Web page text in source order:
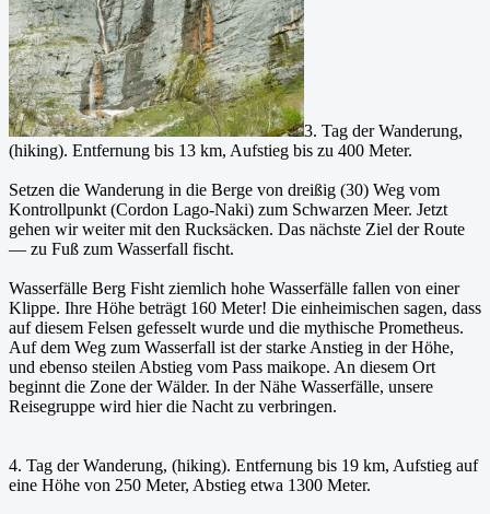
3. Tag der Wanderung,
(hiking). Entfernung bis 13 km, Aufstieg bis zu 400 Meter.
Setzen die Wanderung in die Berge von dreißig (30) Weg vom
Kontrollpunkt (Cordon Lago-Naki) zum Schwarzen Meer. Jetzt
gehen wir weiter mit den Rucksäcken. Das nächste Ziel der Route
— zu Fuß zum Wasserfall fischt.
Wasserfälle Berg Fisht ziemlich hohe Wasserfälle fallen von einer
Klippe. Ihre Höhe beträgt 160 Meter! Die einheimischen sagen, dass
auf diesem Felsen gefesselt wurde und die mythische Prometheus.
Auf dem Weg zum Wasserfall ist der starke Anstieg in der Höhe,
und ebenso steilen Abstieg vom Pass maikope. An diesem Ort
beginnt die Zone der Wälder. In der Nähe Wasserfälle, unsere
Reisegruppe wird hier die Nacht zu verbringen.
4. Tag der Wanderung, (hiking). Entfernung bis 19 km, Aufstieg auf
eine Höhe von 250 Meter, Abstieg etwa 1300 Meter.